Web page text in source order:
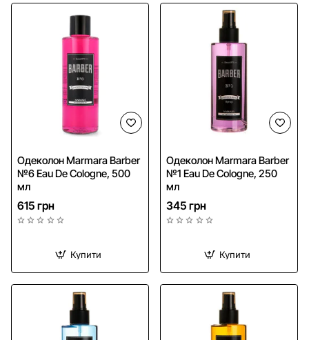
Одеколон Marmara Barber
№6 Eau De Cologne, 500
мл
615 грн
Купити
Одеколон Marmara Barber
№1 Eau De Cologne, 250
мл
345 грн
Купити